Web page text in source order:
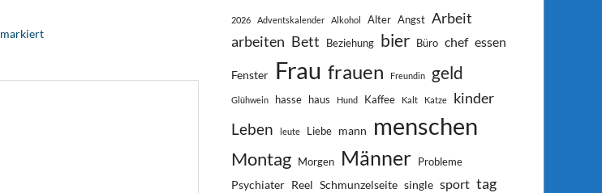
markiert
2026 Adventskalender Alkohol Alter Angst Arbeit
arbeiten Bett Beziehung bier Büro chef essen
Fenster Frau frauen Freundin geld
Glühwein hasse haus Hund Kaffee Kalt Katze kinder
Leben leute Liebe mann menschen
Montag Morgen Männer Probleme
Psychiater Reel Schmunzelseite single sport tag